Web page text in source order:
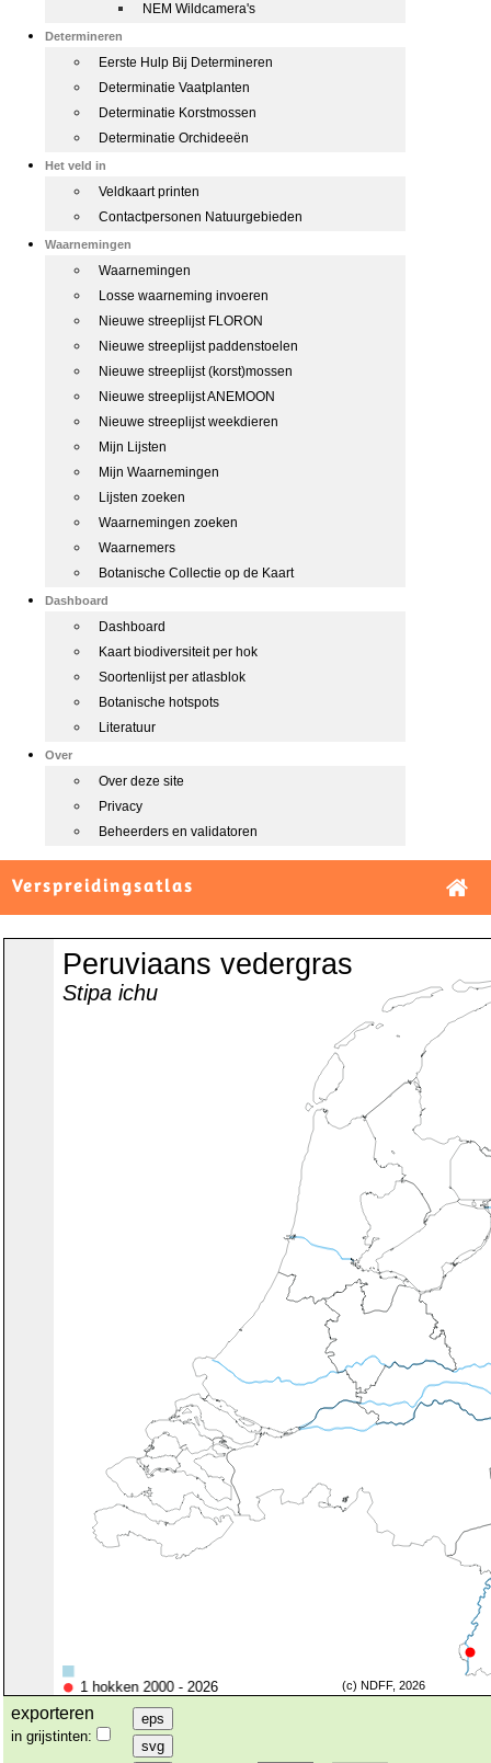
NEM Wildcamera's
Determineren
Eerste Hulp Bij Determineren
Determinatie Vaatplanten
Determinatie Korstmossen
Determinatie Orchideeën
Het veld in
Veldkaart printen
Contactpersonen Natuurgebieden
Waarnemingen
Waarnemingen
Losse waarneming invoeren
Nieuwe streeplijst FLORON
Nieuwe streeplijst paddenstoelen
Nieuwe streeplijst (korst)mossen
Nieuwe streeplijst ANEMOON
Nieuwe streeplijst weekdieren
Mijn Lijsten
Mijn Waarnemingen
Lijsten zoeken
Waarnemingen zoeken
Waarnemers
Botanische Collectie op de Kaart
Dashboard
Dashboard
Kaart biodiversiteit per hok
Soortenlijst per atlasblok
Botanische hotspots
Literatuur
Over
Over deze site
Privacy
Beheerders en validatoren
Verspreidingsatlas